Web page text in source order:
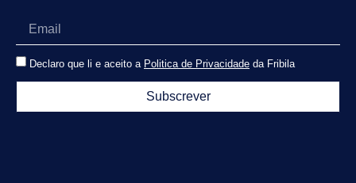
Declaro que li e aceito a Politica de Privacidade da Fribila
Subscrever